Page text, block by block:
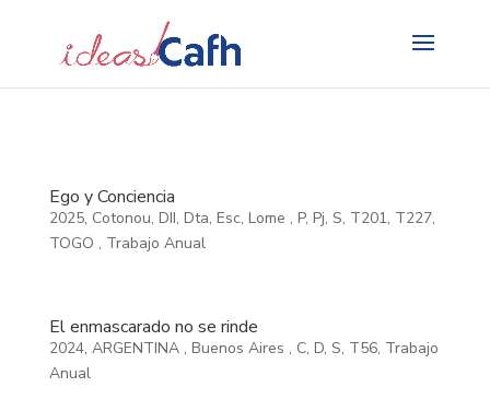
Ego y Conciencia
2025, Cotonou, DII, Dta, Esc, Lome , P, Pj, S, T201, T227,
TOGO , Trabajo Anual
El enmascarado no se rinde
2024, ARGENTINA , Buenos Aires , C, D, S, T56, Trabajo
Anual